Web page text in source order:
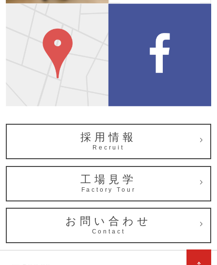
採用情報
Recruit
工場見学
Factory Tour
お問い合わせ
Contact